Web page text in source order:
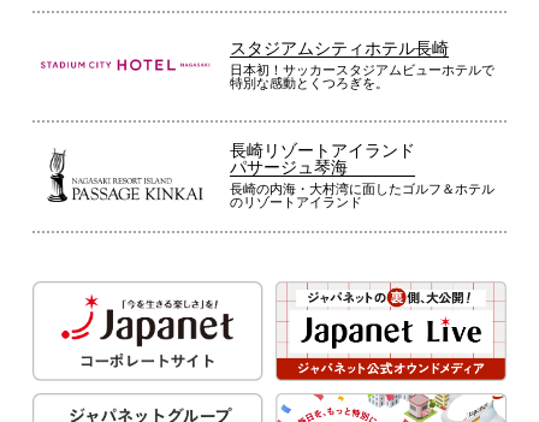
スタジアムシティホテル長崎
日本初！サッカースタジアムビューホテルで
特別な感動とくつろぎを。
長崎リゾートアイランド
パサージュ琴海
長崎の内海・大村湾に面したゴルフ＆ホテル
のリゾートアイランド